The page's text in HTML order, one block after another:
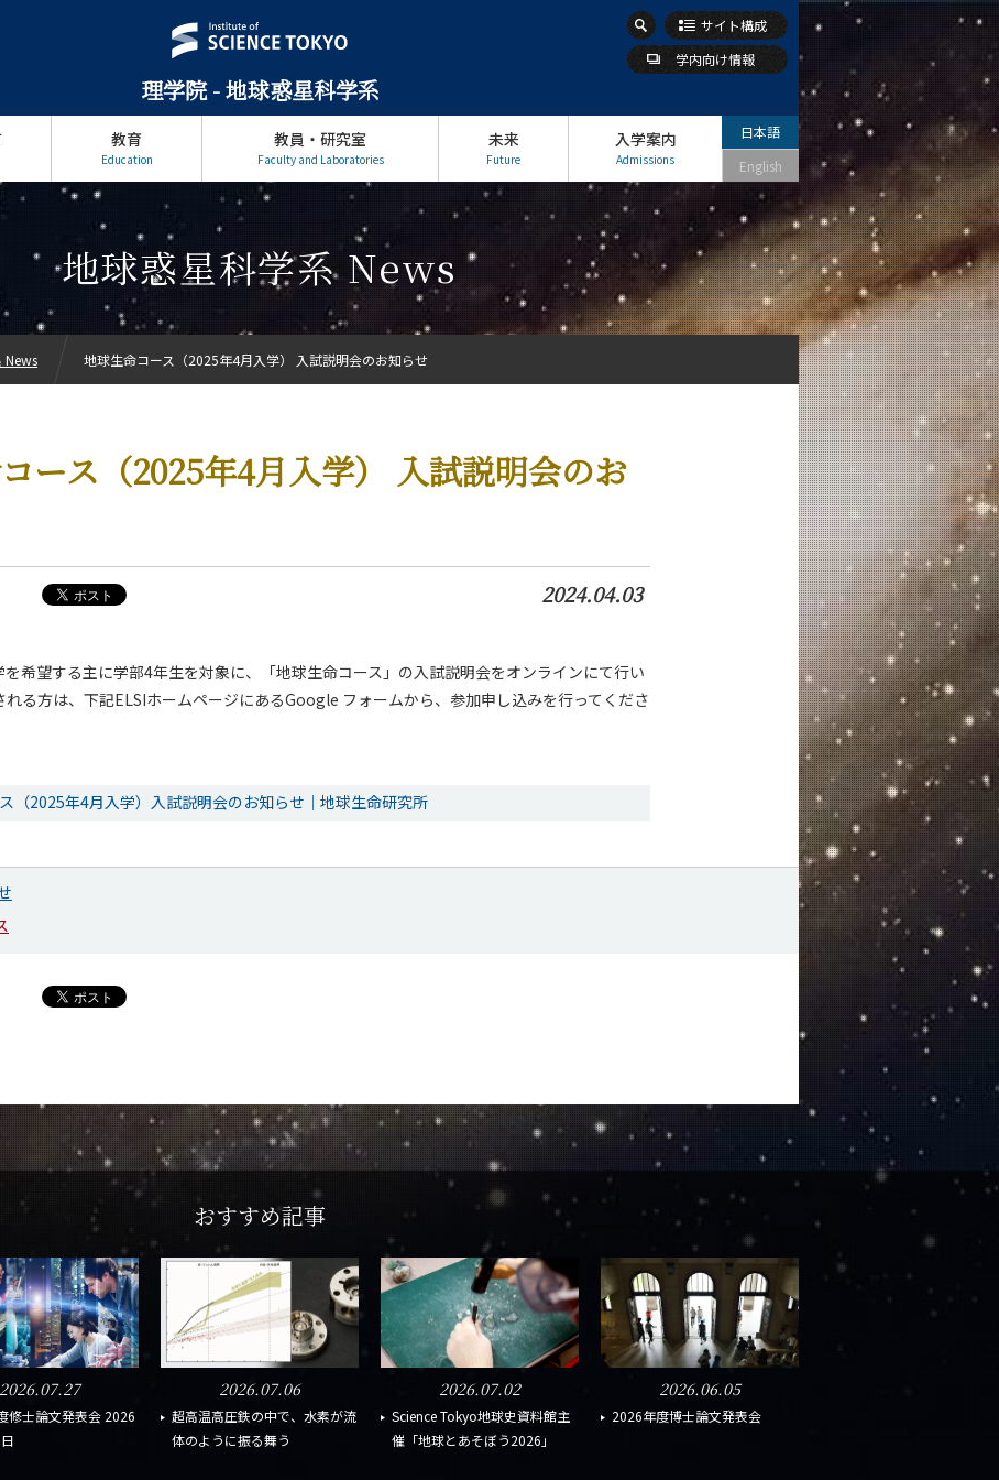
理学院 - 地球惑星科学系
サイト構成
学内向け情報
教育
Education
教員・研究室
Faculty and Laboratories
未来
Future
入学案内
Admissions
日本語
English
地球惑星科学系 News
ース（2025年4月入学） 入試説明会のお
2024.04.03
希望する主に学部4年生を対象に、「地球生命コース」の入試説明会をオンラインにて行い
れる方は、下記ELSIホームページにあるGoogle フォームから、参加申し込みを行ってくださ
（2025年4月入学）入試説明会のお知らせ｜地球生命研究所
おすすめ記事
2026.07.27
修士論文発表会 2026
2026.07.06
超高温高圧鉄の中で、水素が流
体のように振る舞う
2026.07.02
Science Tokyo地球史資料館主
催「地球とあそぼう2026」
2026.06.05
2026年度博士論文発表会
News 地球生命コース（2025年4月入学） 入試説明会のお知らせ